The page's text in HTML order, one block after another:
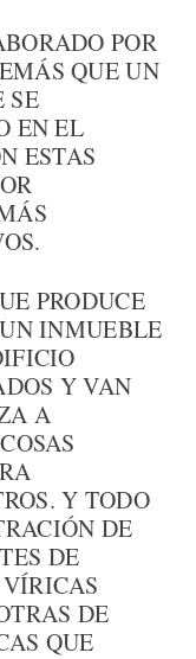
POR
QUE UN
SE
EN EL
ESTAS
PRODUCE
INMUEBLE
Y VAN
A
Y TODO
DE
DE
DE
QUE